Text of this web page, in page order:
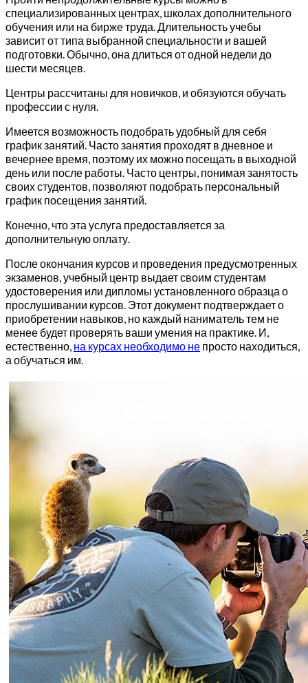
специализированных центрах, школах дополнительного
обучения или на бирже труда. Длительность учебы
зависит от типа выбранной специальности и вашей
подготовки. Обычно, она длиться от одной недели до
шести месяцев.
Центры рассчитаны для новичков, и обязуются обучать
профессии с нуля.
Имеется возможность подобрать удобный для себя
график занятий. Часто занятия проходят в дневное и
вечернее время, поэтому их можно посещать в выходной
день или после работы. Часто центры, понимая занятость
своих студентов, позволяют подобрать персональный
график посещения занятий.
Конечно, что эта услуга предоставляется за
дополнительную оплату.
После окончания курсов и проведения предусмотренных
экзаменов, учебный центр выдает своим студентам
удостоверения или дипломы установленного образца о
прослушивании курсов. Этот документ подтверждает о
приобретении навыков, но каждый наниматель тем не
менее будет проверять ваши умения на практике. И,
естественно, на курсах необходимо не просто находиться,
а обучаться им.